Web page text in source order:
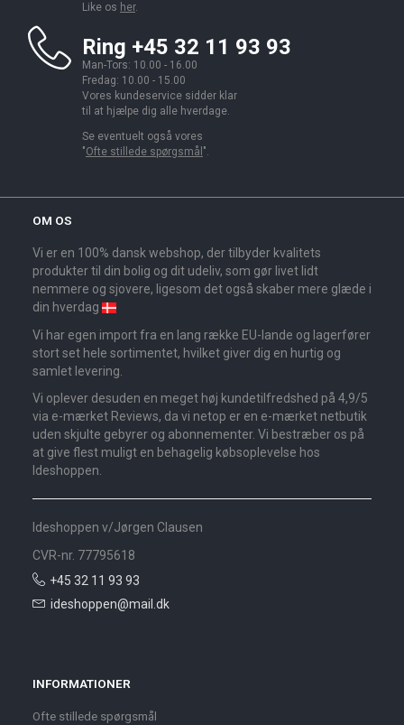
Like os her.
Ring +45 32 11 93 93
Man-Tors: 10.00 - 16.00
Fredag: 10.00 - 15.00
Vores kundeservice sidder klar
til at hjælpe dig alle hverdage.
Se eventuelt også vores
"Ofte stillede spørgsmål ".
OM OS
Vi er en 100% dansk webshop, der tilbyder kvalitets
produkter til din bolig og dit udeliv, som gør livet lidt
nemmere og sjovere, ligesom det også skaber mere glæde i
din hverdag
Vi har egen import fra en lang række EU-lande og lagerfører
stort set hele sortimentet, hvilket giver dig en hurtig og
samlet levering.
Vi oplever desuden en meget høj kundetilfredshed på 4,9/5
via e-mærket Reviews, da vi netop er en e-mærket netbutik
uden skjulte gebyrer og abonnementer. Vi bestræber os på
at give flest muligt en behagelig købsoplevelse hos
Ideshoppen.
Ideshoppen v/Jørgen Clausen
CVR-nr. 77795618
+45 32 11 93 93
ideshoppen@mail.dk
INFORMATIONER
Ofte stillede spørgsmål